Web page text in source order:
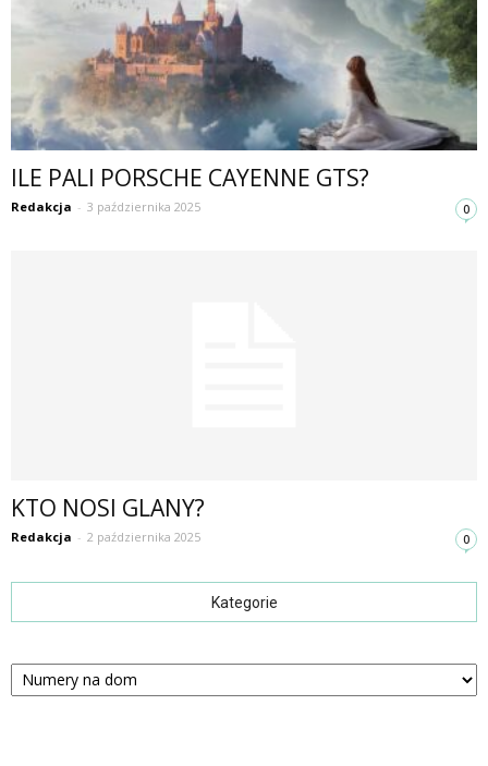
ILE PALI PORSCHE CAYENNE GTS?
Redakcja - 3 października 2025 0
KTO NOSI GLANY?
Redakcja - 2 października 2025 0
Kategorie
Kategorie